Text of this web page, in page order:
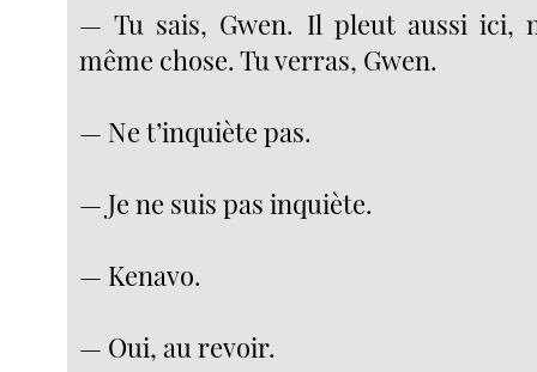
— Tu sais, Gwen. Il pleut aussi ici,
même chose. Tu verras, Gwen.
— Ne t’inquiète pas.
— Je ne suis pas inquiète.
— Kenavo.
— Oui, au revoir.